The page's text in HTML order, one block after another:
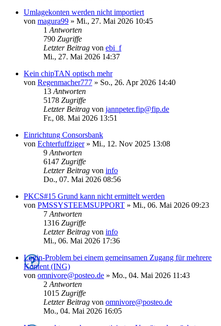
Umlagekonten werden nicht importiert
von magura99 » Mi., 27. Mai 2026 10:45
1 Antworten
790 Zugriffe
Letzter Beitrag von ebi_f
Mi., 27. Mai 2026 14:37
Kein chipTAN optisch mehr
von Regenmacher777 » So., 26. Apr 2026 14:40
13 Antworten
5178 Zugriffe
Letzter Beitrag von jannpeter.fip@fip.de
Fr., 08. Mai 2026 13:51
Einrichtung Consorsbank
von Echterfuffziger» Mi., 12. Nov 2025 13:08
9 Antworten
6147 Zugriffe
Letzter Beitrag von info
Do., 07. Mai 2026 08:56
PKCS#15 Grund kann nicht ermittelt werden
von PMSSYSTEEMSUPPORT » Mi., 06. Mai 2026 09:23
7 Antworten
1316 Zugriffe
Letzter Beitrag von info
Mi., 06. Mai 2026 17:36
Login-Problem bei einem gemeinsamen Zugang für mehrere
Kontent (ING)
von omnivore@posteo.de » Mo., 04. Mai 2026 11:43
2 Antworten
1015 Zugriffe
Letzter Beitrag von omnivore@posteo.de
Mo., 04. Mai 2026 16:05